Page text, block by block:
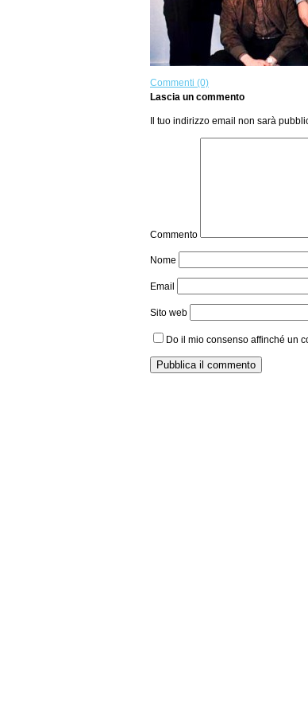
Commenti (0)
Lascia un commento
Il tuo indirizzo email non sarà
Commento
Nome
Email
Sito web
Do il mio consenso affinché un